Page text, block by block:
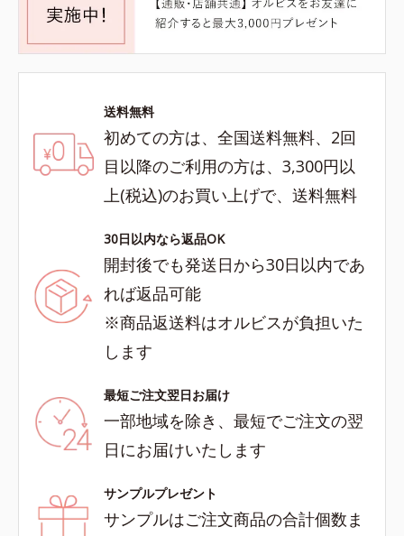
送料無料
初めての方は、全国送料無料、2回
目以降のご利用の方は、3,300円以
上(税込)のお買い上げで、送料無料
30日以内なら返品OK
開封後でも発送日から30日以内であ
れば返品可能
※商品返送料はオルビスが負担いた
します
最短ご注文翌日お届け
一部地域を除き、最短でご注文の翌
日にお届けいたします
サンプルプレゼント
サンプルはご注文商品の合計個数ま